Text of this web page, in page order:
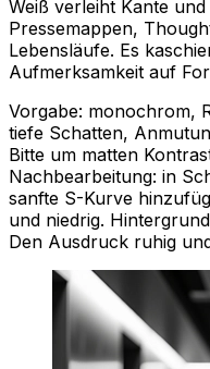
Weiß verleiht Kante
Pressemappen,
Lebensläufe. Es
Aufmerksamkeit auf
Vorgabe: monochrom,
tiefe Schatten,
Bitte um matten
Nachbearbeitung: in
sanfte S-Kurve
und niedrig.
Den Ausdruck ruhig